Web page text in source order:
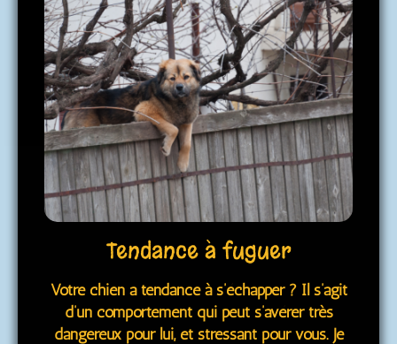
Tendance à fuguer
Votre chien a tendance à s’échapper ? Il s’agit
d’un comportement qui peut s’avérer très
dangereux pour lui, et stressant pour vous. Je